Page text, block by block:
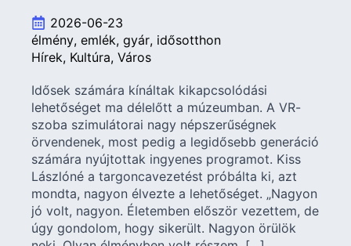
2026-06-23
élmény emlék gyár idősotthon
Hírek Kultúra Város
Idősek számára kínáltak kikapcsolódási
lehetőséget ma délelőtt a múzeumban. A VR-
szoba szimulátorai nagy népszerűségnek
örvendenek, most pedig a legidősebb generáció
számára nyújtottak ingyenes programot. Kiss
Lászlóné a targoncavezetést próbálta ki, azt
mondta, nagyon élvezte a lehetőséget. „Nagyon
jó volt, nagyon. Életemben először vezettem, de
úgy gondolom, hogy sikerült. Nagyon örülök